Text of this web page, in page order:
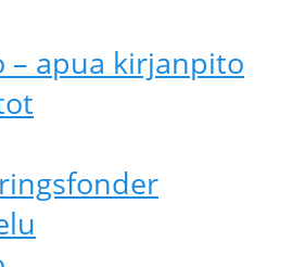
– apua kirjanpito